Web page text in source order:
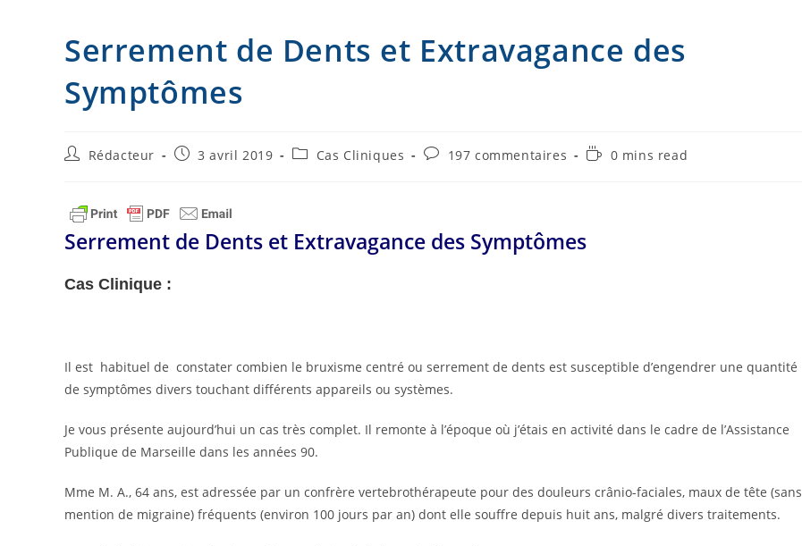
Serrement de Dents et Extravagance des
Symptômes
Auteur/autrice
publication :
Rédacteur
Publication
3 avril 2019
PostCas Cliniques
Commentaires
197 commentaires
Temps0 mins read
Serrement de Dents et Extravagance des Symptômes
Cas Clinique :
Il est habituel de constater combien le bruxisme centré ou serrement de dents est susceptible d’engendrer une quantité
de symptômes divers touchant différents appareils ou systèmes.
Je vous présente aujourd’hui un cas très complet. Il remonte à l’époque où j’étais en activité dans le cadre de l’Assistance
Publique de Marseille dans les années 90.
Mme M. A., 64 ans, est adressée par un confrère vertebrothérapeute pour des douleurs crânio-faciales, maux de tête (sans
mention de migraine) fréquents (environ 100 jours par an) dont elle souffre depuis huit ans, malgré divers traitements.